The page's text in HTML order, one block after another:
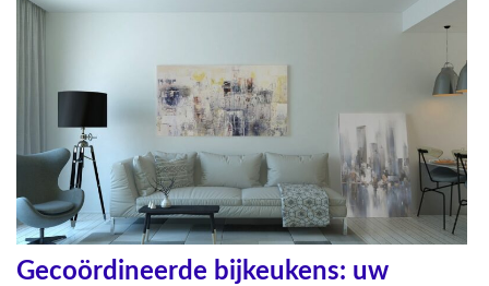
Gecoördineerde bijkeukens: uw